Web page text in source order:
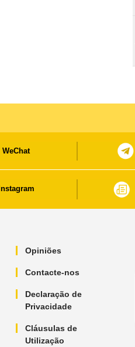
WeChat
Instagram
Opiniões
Contacte-nos
Declaração de
Privacidade
Cláusulas de
Utilização